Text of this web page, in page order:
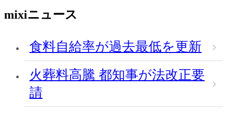
mixiニュース
食料自給率が過去最低を更新
火葬料高騰 都知事が法改正要
請